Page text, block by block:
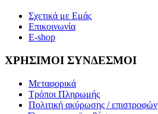
Σχετικά με Εμάς
Επικοινωνία
E-shop
ΧΡΗΣΙΜΟΙ ΣΥΝΔΕΣΜΟΙ
Μεταφορικά
Τρόποι Πληρωμής
Πολιτική ακύρωσης / επιστροφών